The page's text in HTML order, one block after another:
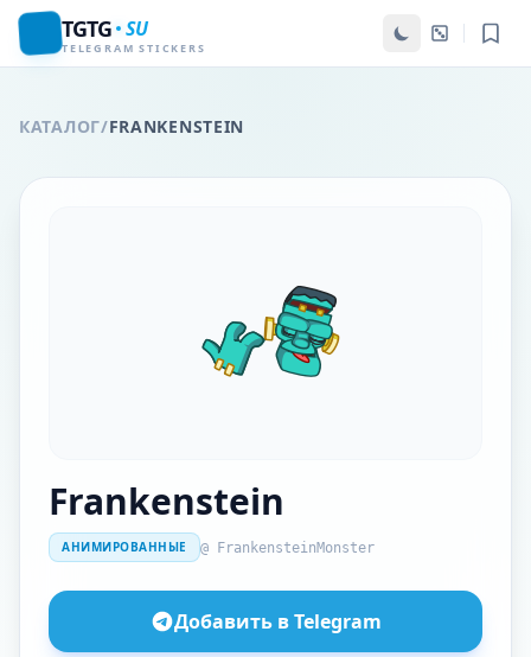
TGTG SU
TELEGRAM STICKERS
КАТАЛОГ/FRANKENSTEIN
Frankenstein
АНИМИРОВАННЫЕ @ FrankensteinMonster
Добавить в Telegram